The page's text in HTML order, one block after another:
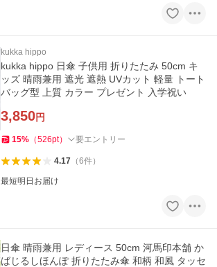
kukka hippo
kukka hippo 日傘 子供用 折りたたみ 50cm キ
ッズ 晴雨兼用 遮光 遮熱 UVカット 軽量 トート
バッグ型 上質 カラー プレゼント 入学祝い
3,850円
15% （526pt） 要エントリー
4.17（6件）
最短明日お届け
日傘 晴雨兼用 レディース 50cm 河馬印本舗 か
ばじるしほんぽ 折りたたみ傘 和柄 和風 タッセ